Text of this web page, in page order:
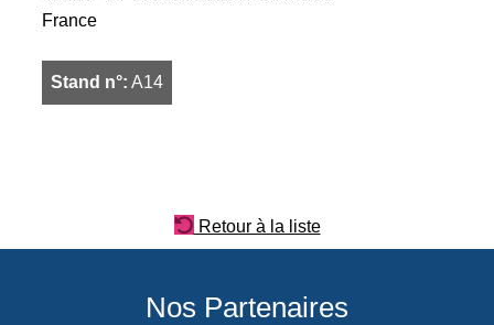
France
Stand n°: A14
Retour à la liste
Nos Partenaires